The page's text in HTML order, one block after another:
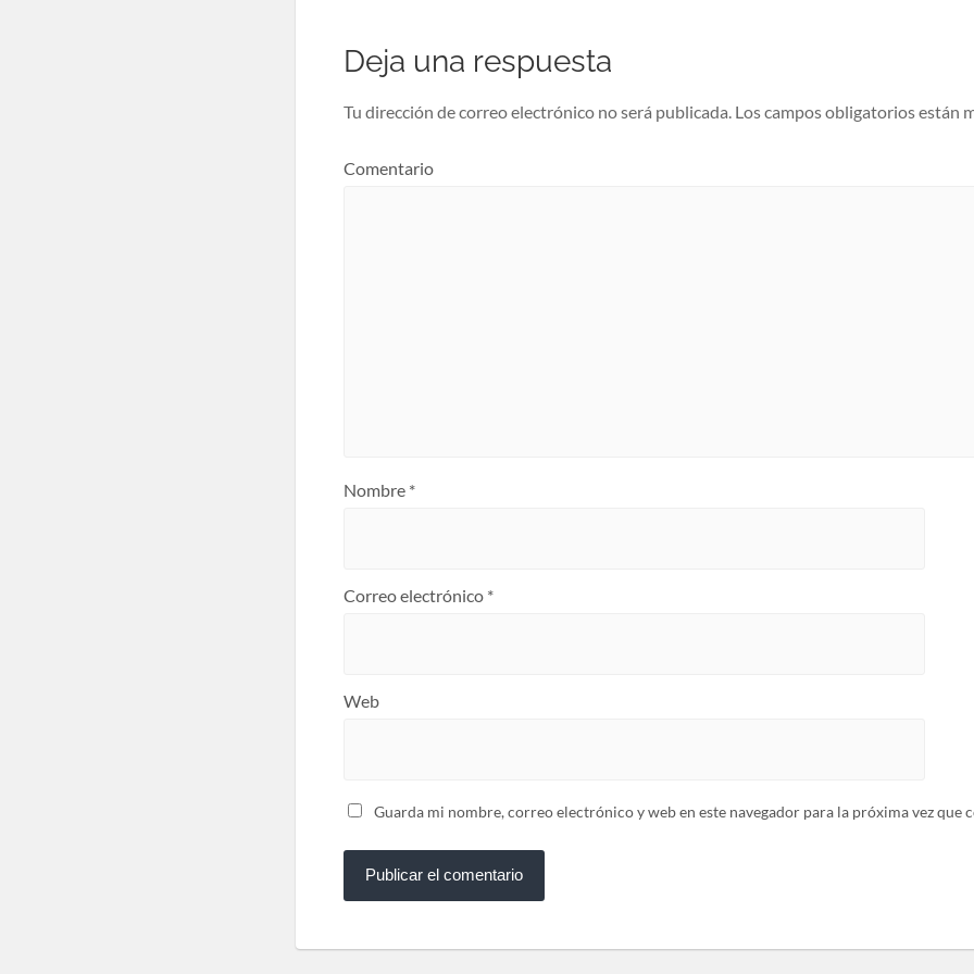
Deja una respuesta
Tu dirección de correo electrónico no será publicada. Los campos obligatorios están
Comentario
Nombre *
Correo electrónico *
Web
Guarda mi nombre, correo electrónico y web en este navegador para la próxima vez que